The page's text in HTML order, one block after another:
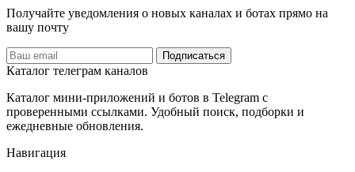
Получайте уведомления о новых каналах и ботаx прямо на
вашу почту
Подписаться
Каталог телеграм каналов
Каталог мини-приложений и ботов в Telegram с
проверенными ссылками. Удобный поиск, подборки и
ежедневные обновления.
Навигация